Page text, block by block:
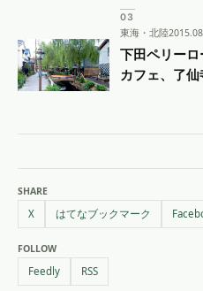
東海・北陸
下田ペリー
カフェ、了仙
SHARE
X はてなブックマーク
FOLLOW
Feedly RSS